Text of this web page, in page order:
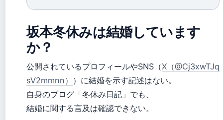
坂本冬休みは結婚しています
か？
公開されているプロフィールやSNS（X（@Cj3xwTJq
sV2mmnn） ）に結婚を示す記述はない。
自身のブログ「冬休み日記」でも、
結婚に関する言及は確認できない。